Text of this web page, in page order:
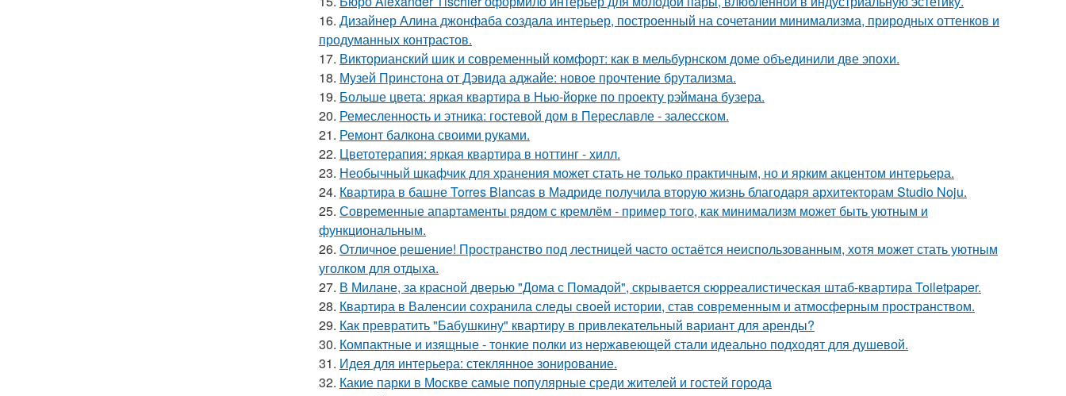
16. Дизайнер Алина джонфаба создала интерьер, построенный на сочетании минимализма, природных оттенков и
продуманных контрастов.
17. Викторианский шик и современный комфорт: как в мельбурнском доме объединили две эпохи.
18. Музей Принстона от Дэвида аджайе: новое прочтение брутализма.
19. Больше цвета: яркая квартира в Нью-йорке по проекту рэймана бузера.
20. Ремесленность и этника: гостевой дом в Переславле - залесском.
21. Ремонт балкона своими руками.
22. Цветотерапия: яркая квартира в ноттинг - хилл.
23. Необычный шкафчик для хранения может стать не только практичным, но и ярким акцентом интерьера.
24. Квартира в башне Torres Blancas в Мадриде получила вторую жизнь благодаря архитекторам Studio Noju.
25. Современные апартаменты рядом с кремлём - пример того, как минимализм может быть уютным и
функциональным.
26. Отличное решение! Пространство под лестницей часто остаётся неиспользованным, хотя может стать уютным
уголком для отдыха.
27. В Милане, за красной дверью "Дома с Помадой", скрывается сюрреалистическая штаб-квартира Toiletpaper.
28. Квартира в Валенсии сохранила следы своей истории, став современным и атмосферным пространством.
29. Как превратить "Бабушкину" квартиру в привлекательный вариант для аренды?
30. Компактные и изящные - тонкие полки из нержавеющей стали идеально подходят для душевой.
31. Идея для интерьера: стеклянное зонирование.
32. Какие парки в Москве самые популярные среди жителей и гостей города